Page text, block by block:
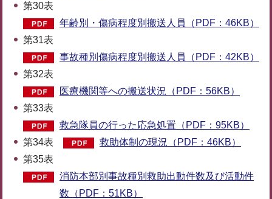
第30表
年齢別・傷病程度別搬送人員（PDF：46KB）
第31表
事故種別傷病程度別搬送人員（PDF：42KB）
第32表
医療機関等への搬送状況（PDF：56KB）
第33表
救急隊員の行った応急処置（PDF：95KB）
第34表
救助体制の現況（PDF：46KB）
第35表
消防本部別事故種別救助出動件数及び活動件
数（PDF：51KB）